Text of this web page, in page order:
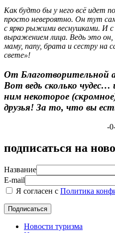
Как будто бы у него всё идет
просто невероятно. Он тут
с ярко рыжими веснушками. И
выражением лица. Ведь это он,
маму, папу, брата и сестру на
свете»!
От Благотворительной
Вот ведь сколько
ним некоторое
друзья! За то, что вы
-
подписаться на
Название
E-mail
Я согласен с Политика
Новости туризма